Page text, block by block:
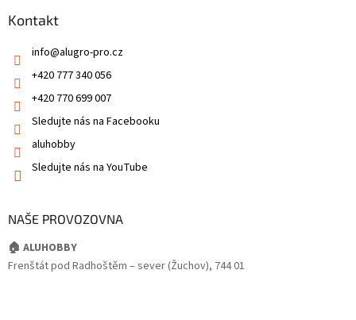
Kontakt
info@alugro-pro.cz
+420 777 340 056
+420 770 699 007
Sledujte nás na Facebooku
aluhobby
Sledujte nás na YouTube
NAŠE PROVOZOVNA
🏠 ALUHOBBY
Frenštát pod Radhoštěm – sever (Žuchov), 744 01